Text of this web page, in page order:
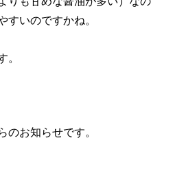
すいのですかね。
。
のお知らせです。